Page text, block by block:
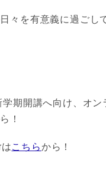
々を有意義に過ごし
期開講へ向け、オン
！
こちらから！